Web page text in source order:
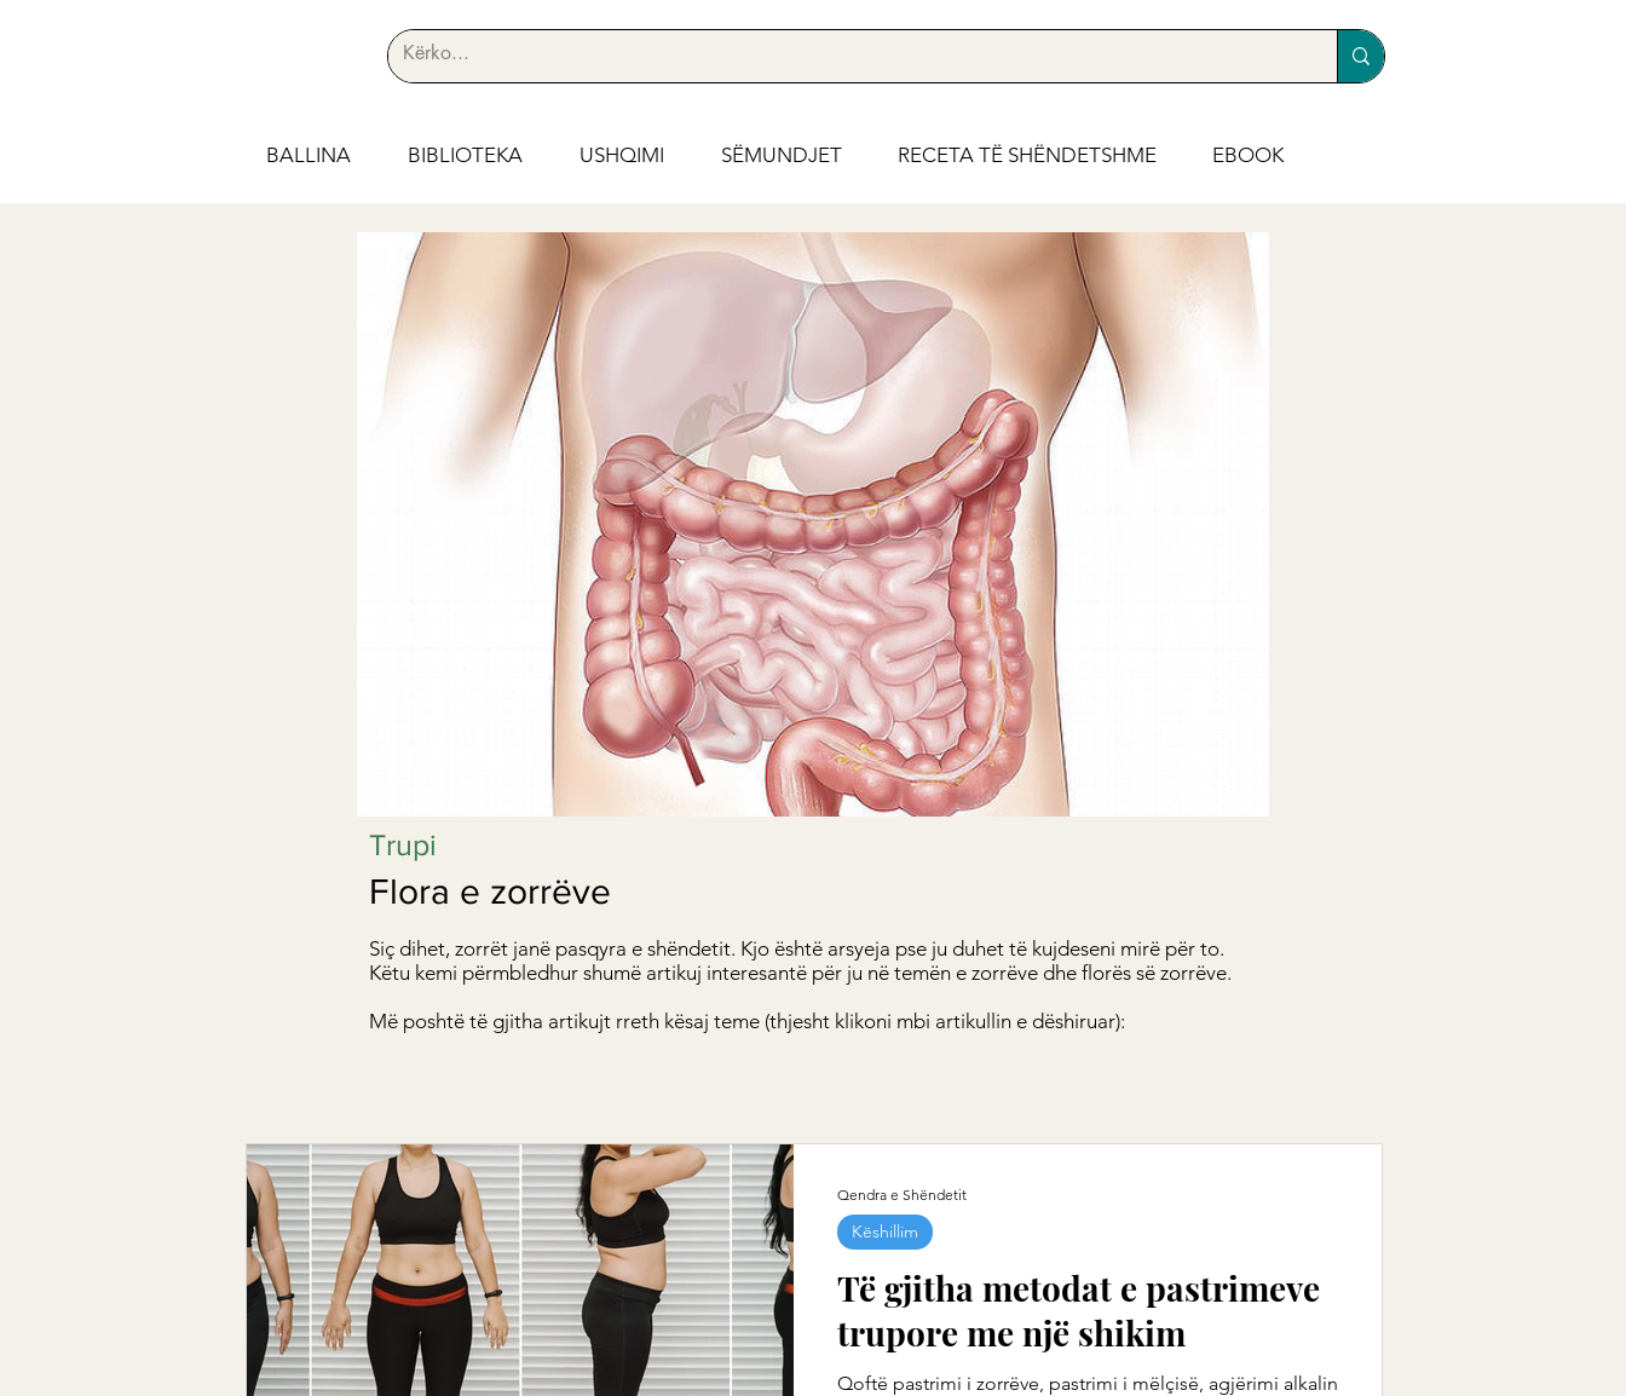
BALLINA BIBLIOTEKA USHQIMI SËMUNDJET RECETA TË SHËNDETSHME EBOOK
Trupi
Flora e zorrëve
Siç dihet, zorrët janë pasqyra e shëndetit. Kjo është arsyeja pse ju duhet të kujdeseni mirë për to.
Këtu kemi përmbledhur shumë artikuj interesantë për ju në temën e zorrëve dhe florës së zorrëve.
Më poshtë të gjitha artikujt rreth kësaj teme (thjesht klikoni mbi artikullin e dëshiruar):
Të gjitha metodat e pastrimeve
trupore me një shikim
Qoftë pastrimi i zorrëve, pastrimi i mëlçisë, agjërimi alkalin
Këshillim
Qendra e Shëndetit